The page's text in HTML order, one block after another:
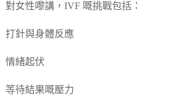
對女性嚟講，IVF 嘅挑戰包括：
打針與身體反應
情緒起伏
等待結果嘅壓力